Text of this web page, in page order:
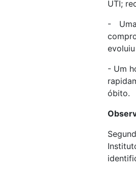
UTI;
-
- Um
óbito.